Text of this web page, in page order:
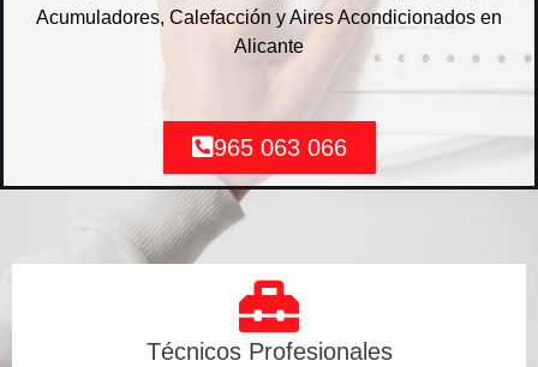
Acumuladores, Calefacción y Aires Acondicionados en
Alicante
965 063 066
Técnicos Profesionales